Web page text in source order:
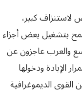
كبير،
بتشغيل بعض أجزاء
والعرب عاجزون عن
الإبادة ودخولها
القوى الديموغرافية